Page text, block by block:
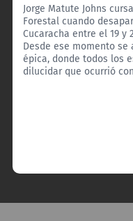
Jorge Matute Johns
Forestal cuando
Cucaracha entre el 19 y
Desde ese momento
épica, donde todos los
dilucidar que ocurrió